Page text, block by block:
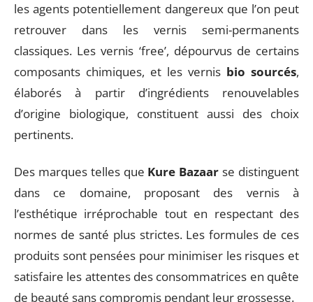
les agents potentiellement dangereux que l’on peut
retrouver dans les vernis semi-permanents
classiques. Les vernis ‘free’, dépourvus de certains
composants chimiques, et les vernis bio sourcés,
élaborés à partir d’ingrédients renouvelables
d’origine biologique, constituent aussi des choix
pertinents.
Des marques telles que Kure Bazaar se distinguent
dans ce domaine, proposant des vernis à
l’esthétique irréprochable tout en respectant des
normes de santé plus strictes. Les formules de ces
produits sont pensées pour minimiser les risques et
satisfaire les attentes des consommatrices en quête
de beauté sans compromis pendant leur grossesse.